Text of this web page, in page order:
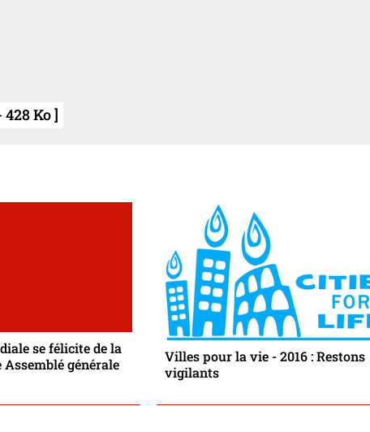
Ko ]
se félicite de la
Assemblé générale
Villes pour la vie - 2016 : Restons
vigilants